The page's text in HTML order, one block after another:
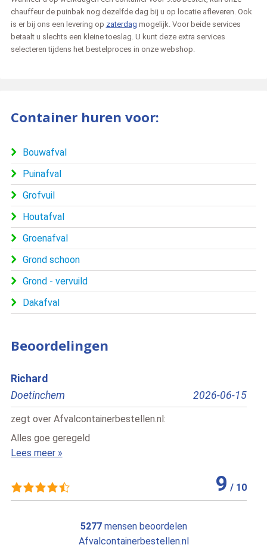
chauffeur de puinbak nog dezelfde dag bij u op locatie afleveren. Ook
is er bij ons een levering op zaterdag mogelijk. Voor beide services
betaalt u slechts een kleine toeslag. U kunt deze extra services
selecteren tijdens het bestelproces in onze webshop.
Container huren voor:
Bouwafval
Puinafval
Grofvuil
Houtafval
Groenafval
Grond schoon
Grond - vervuild
Dakafval
Beoordelingen
2026-06-15
9/
zegt overAfvalcontainerbestellen.nl
Echt een geweldig bedrijf! De
5277mensen beoordelen
Afvalcontainerbestellen.nl